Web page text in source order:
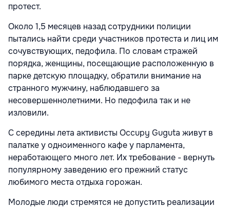
протест.
Около 1,5 месяцев назад сотрудники полиции
пытались найти среди участников протеста и лиц им
сочувствующих, педофила. По словам стражей
порядка, женщины, посещающие расположенную в
парке детскую площадку, обратили внимание на
странного мужчину, наблюдавшего за
несовершеннолетними. Но педофила так и не
изловили.
С середины лета активисты Occupy Guguta живут в
палатке у одноименного кафе у парламента,
неработающего много лет. Их требование - вернуть
популярному заведению его прежний статус
любимого места отдыха горожан.
Молодые люди стремятся не допустить реализации